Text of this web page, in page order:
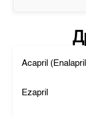
Acapril
Ezapril